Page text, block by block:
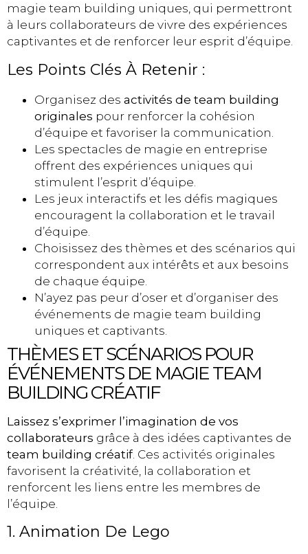
magie team building uniques, qui permettront
à leurs collaborateurs de vivre des expériences
captivantes et de renforcer leur esprit d’équipe.
Les Points Clés À Retenir :
Organisez des activités de team building
originales pour renforcer la cohésion
d’équipe et favoriser la communication.
Les spectacles de magie en entreprise
offrent des expériences uniques qui
stimulent l’esprit d’équipe.
Les jeux interactifs et les défis magiques
encouragent la collaboration et le travail
d’équipe.
Choisissez des thèmes et des scénarios qui
correspondent aux intérêts et aux besoins
de chaque équipe.
N’ayez pas peur d’oser et d’organiser des
événements de magie team building
uniques et captivants.
THÈMES ET SCÉNARIOS POUR
ÉVÉNEMENTS DE MAGIE TEAM
BUILDING CRÉATIF
Laissez s’exprimer l’imagination de vos
collaborateurs grâce à des idées captivantes de
team building créatif. Ces activités originales
favorisent la créativité, la collaboration et
renforcent les liens entre les membres de
l’équipe.
1. Animation De Lego